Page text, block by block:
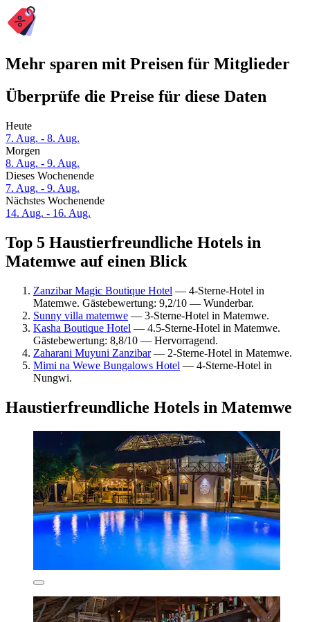
Mehr sparen mit Preisen für Mitglieder
Überprüfe die Preise für diese Daten
Heute
7. Aug. - 8. Aug.
Morgen
8. Aug. - 9. Aug.
Dieses Wochenende
7. Aug. - 9. Aug.
Nächstes Wochenende
14. Aug. - 16. Aug.
Top 5 Haustierfreundliche Hotels in
Matemwe auf einen Blick
Zanzibar Magic Boutique Hotel — 4-Sterne-Hotel in
Matemwe. Gästebewertung: 9,2/10 — Wunderbar.
Sunny villa matemwe — 3-Sterne-Hotel in Matemwe.
Kasha Boutique Hotel — 4.5-Sterne-Hotel in Matemwe.
Gästebewertung: 8,8/10 — Hervorragend.
Zaharani Muyuni Zanzibar— 2-Sterne-Hotel in Matemwe.
Mimi na Wewe Bungalows Hotel — 4-Sterne-Hotel in
Nungwi.
Haustierfreundliche Hotels in Matemwe